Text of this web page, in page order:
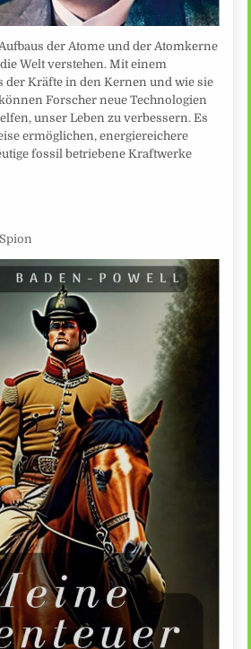
der Atome und der Atomkerne
Welt verstehen. Mit einem
der Kräfte in den Kernen und wie sie
Forscher neue Technologien
unser Leben zu verbessern. Es
ermöglichen, energiereichere
fossil betriebene Kraftwerke